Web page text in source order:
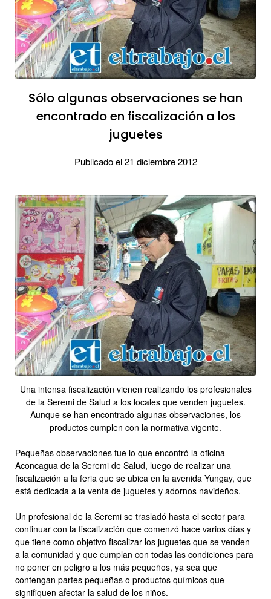
Sólo algunas observaciones se han
encontrado en fiscalización a los
juguetes
Publicado el 21 diciembre 2012
Una intensa fiscalización vienen realizando los profesionales
de la Seremi de Salud a los locales que venden juguetes.
Aunque se han encontrado algunas observaciones, los
productos cumplen con la normativa vigente.
Pequeñas observaciones fue lo que encontró la oficina
Aconcagua de la Seremi de Salud, luego de realizar una
fiscalización a la feria que se ubica en la avenida Yungay, que
está dedicada a la venta de juguetes y adornos navideños.
Un profesional de la Seremi se trasladó hasta el sector para
continuar con la fiscalización que comenzó hace varios días y
que tiene como objetivo fiscalizar los juguetes que se venden
a la comunidad y que cumplan con todas las condiciones para
no poner en peligro a los más pequeños, ya sea que
contengan partes pequeñas o productos químicos que
signifiquen afectar la salud de los niños.